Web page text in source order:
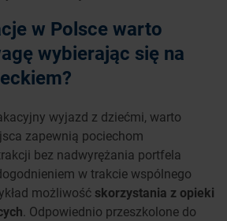
w Polsce warto
wybierając się na
wyjazd z dziećmi, warto
zapewnią pociechom
bez nadwyrężania portfela
w trakcie wspólnego
możliwość skorzystania z opieki
. Odpowiednio przeszkolone do